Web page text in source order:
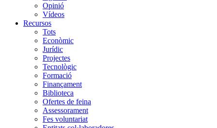
Opinió
Vídeos
Recursos
Tots
Econòmic
Jurídic
Projectes
Tecnològic
Formació
Finançament
Biblioteca
Ofertes de feina
Assessorament
Fes voluntariat